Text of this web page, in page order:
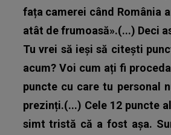
fața camerei când România
atât de frumoasă».(...) Deci
Tu vrei să ieși să citești
acum? Voi cum ați fi
puncte cu care tu personal
prezinți.(...) Cele 12 puncte
simt tristă că a fost așa.